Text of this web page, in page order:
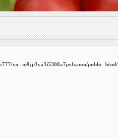
xn--m9jp3ya3i5308a7pvb.com/